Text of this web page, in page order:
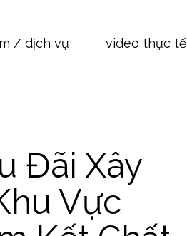
/ dịch vụ video thực tế
Đãi Xây
Vực